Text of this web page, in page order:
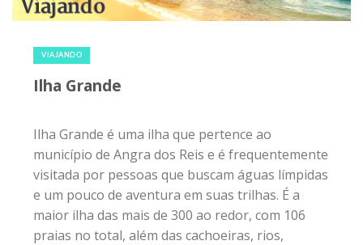
VIAJANDO
Ilha Grande
Ilha Grande é uma ilha que pertence ao
município de Angra dos Reis e é frequentemente
visitada por pessoas que buscam águas límpidas
e um pouco de aventura em suas trilhas. É a
maior ilha das mais de 300 ao redor, com 106
praias no total, além das cachoeiras, rios,